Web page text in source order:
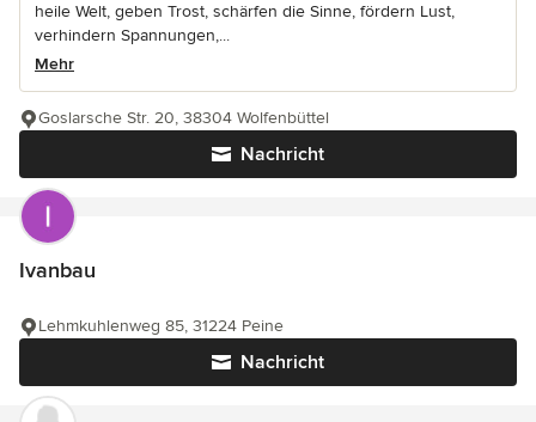
heile Welt, geben Trost, schärfen die Sinne, fördern Lust,
verhindern Spannungen,...
Mehr
Nachricht
Goslarsche Str. 20, 38304 Wolfenbüttel
Ivanbau
Nachricht
Lehmkuhlenweg 85, 31224 Peine